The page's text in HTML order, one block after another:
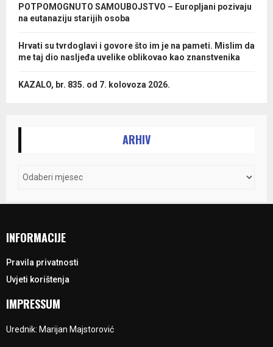
POTPOMOGNUTO SAMOUBOJSTVO – Europljani pozivaju
na eutanaziju starijih osoba
Hrvati su tvrdoglavi i govore što im je na pameti. Mislim da
me taj dio nasljeđa uvelike oblikovao kao znanstvenika
KAZALO, br. 835. od 7. kolovoza 2026.
ARHIV
INFORMACIJE
Pravila privatnosti
Uvjeti korištenja
IMPRESSUM
Urednik: Marijan Majstorović